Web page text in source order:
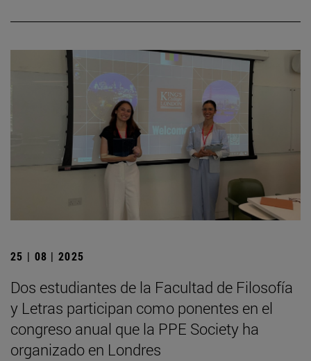
25 | 08 | 2025
Dos estudiantes de la Facultad de Filosofía
y Letras participan como ponentes en el
congreso anual que la PPE Society ha
organizado en Londres